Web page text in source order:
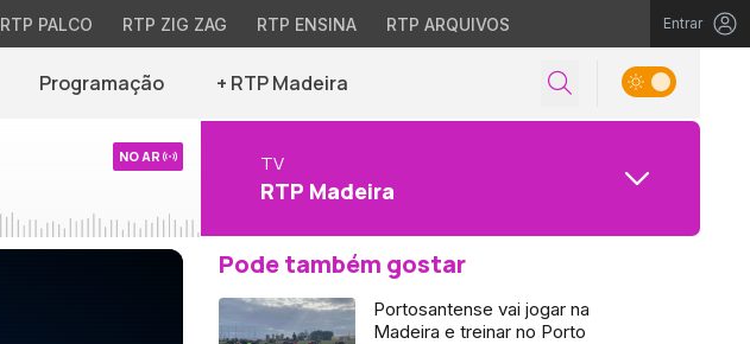
RTP PALCO RTP ZIG ZAG RTP ENSINA RTP ARQUIVOS Entrar
Programação + RTP Madeira
NO AR TV
RTP Madeira
Pode também gostar
Portosantense vai jogar na
Madeira e treinar no Porto